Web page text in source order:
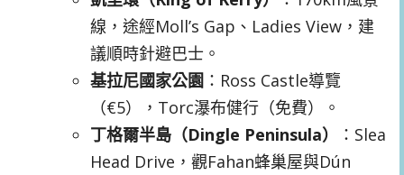
線，途經Moll’s Gap、Ladies View，建
議順時針避巴士。
基拉尼國家公園 ：Ross Castle導覽
（€5），Torc瀑布健行（免費）。
丁格爾半島（Dingle Peninsula）
：Slea
Head Drive，觀Fahan蜂巢屋與Dún